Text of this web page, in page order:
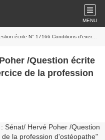
MENU
Conditions d'exercice de la profession d'ostéopathe
/Question écrite
de la profession